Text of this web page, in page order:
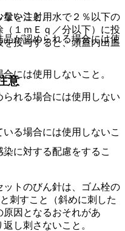
いこと。
が認められる場合には使
には使用しないこと。
れる場合には使用しない
る場合には使用しないこ
を注射用水で２％以下の
１ｍＥｑ／分以下）に投
投与すると、頭蓋内出血
意
に対する配慮をするこ
トのびん針は、ゴム栓の
刺すこと（斜めに刺した
因となるおそれがあ
し刺さないこと。